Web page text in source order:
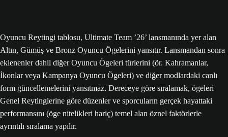
Oyuncu Reytingi tablosu, Ultimate Team ’26’ lansmanında yer alan
Altın, Gümüş ve Bronz Oyuncu Ögelerini yansıtır. Lansmandan sonra
eklenenler dahil diğer Oyuncu Ögeleri türlerini (ör. Kahramanlar,
İkonlar veya Kampanya Oyuncu Ögeleri) ve diğer modlardaki canlı
form güncellemelerini yansıtmaz. Dereceye göre sıralamak, ögeleri
Genel Reytinglerine göre düzenler ve sporcuların gerçek hayattaki
performansını (öge nitelikleri hariç) temel alan öznel faktörlerle
ayrıntılı sıralama yapılır.